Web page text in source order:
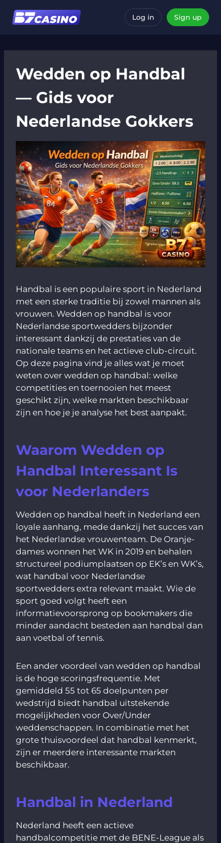
Log in Sign up
Wedden op Handbal
— Gids voor
Nederlandse Gokkers
Handbal is een populaire sport in Nederland
met een sterke traditie bij zowel mannen als
vrouwen. Wedden op handbal is voor
Nederlandse sportwedders bijzonder
interessant dankzij de prestaties van de
nationale teams en het actieve club-circuit.
Op deze pagina vind je alles wat je moet
weten over wedden op handbal: welke
competities en toernooien het meest
geschikt zijn, welke markten beschikbaar
zijn en hoe je je analyse het best aanpakt.
Waarom Wedden op
Handbal Interessant Is
voor Nederlanders
Wedden op handbal heeft in Nederland een
loyale aanhang, mede dankzij het succes van
het Nederlandse vrouwenteam. De Oranje-
dames wonnen het WK in 2019 en behalen
structureel podiumplaatsen op EK’s en WK’s,
wat handbal voor Nederlandse
sportwedders extra relevant maakt. Wie de
sport goed volgt heeft een
informatievoorsprong op bookmakers die
minder aandacht besteden aan handbal dan
aan voetbal of tennis.
Een ander voordeel van wedden op handbal
is de hoge scoringsfrequentie. Met
gemiddeld 55 tot 65 doelpunten per
wedstrijd biedt handbal uitstekende
mogelijkheden voor Over/Under
weddenschappen. In combinatie met het
grote thuisvoordeel dat handbal kenmerkt,
zijn er meerdere interessante markten
beschikbaar.
Handbal in Nederland
Nederland heeft een actieve
handbalcompetitie met de BENE-League als